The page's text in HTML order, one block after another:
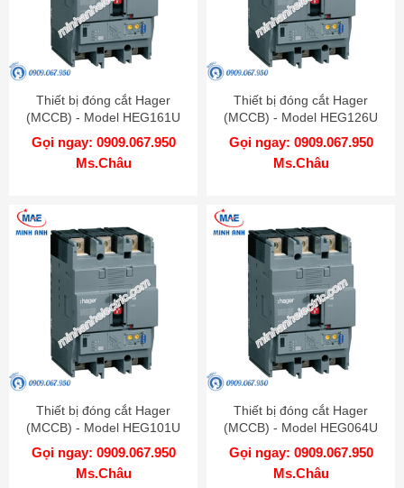
Thiết bị đóng cắt Hager
(MCCB) - Model HEG161U
Gọi ngay: 0909.067.950
Ms.Châu
Thiết bị đóng cắt Hager
(MCCB) - Model HEG126U
Gọi ngay: 0909.067.950
Ms.Châu
Thiết bị đóng cắt Hager
(MCCB) - Model HEG101U
Gọi ngay: 0909.067.950
Ms.Châu
Thiết bị đóng cắt Hager
(MCCB) - Model HEG064U
Gọi ngay: 0909.067.950
Ms.Châu